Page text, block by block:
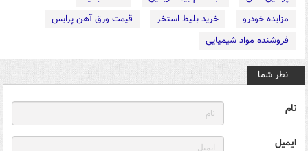
مزایده خودرو
خرید بلیط استخر
قیمت ورق آهن پرایس
فروشنده مواد شیمیایی
نظر شما
نام
ایمیل